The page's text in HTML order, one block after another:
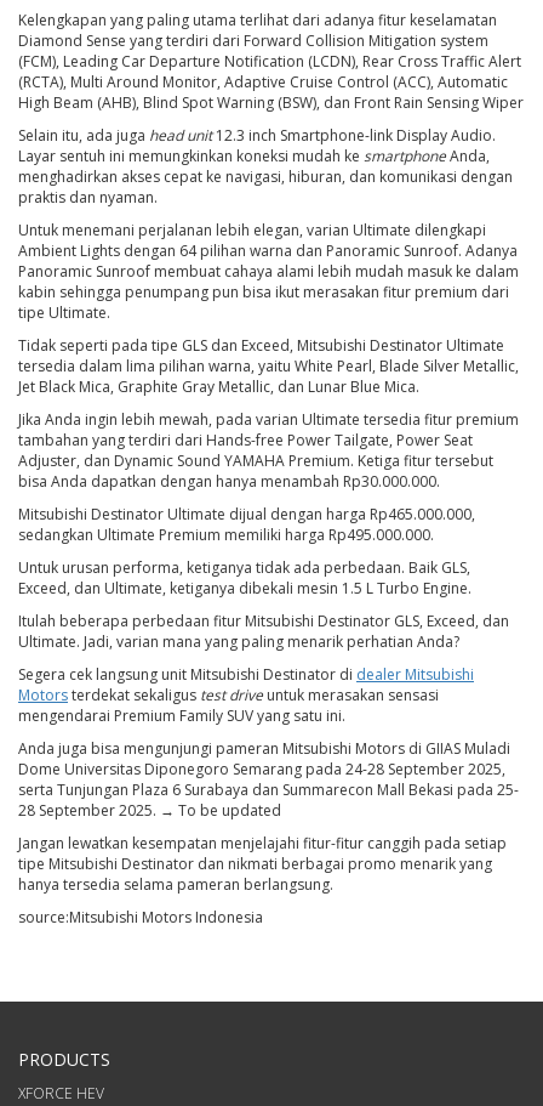
Kelengkapan yang paling utama terlihat dari adanya fitur keselamatan
Diamond Sense yang terdiri dari Forward Collision Mitigation system
(FCM), Leading Car Departure Notification (LCDN), Rear Cross Traffic Alert
(RCTA), Multi Around Monitor, Adaptive Cruise Control (ACC), Automatic
High Beam (AHB), Blind Spot Warning (BSW), dan Front Rain Sensing Wiper
Selain itu, ada juga head unit12.3 inch Smartphone-link Display Audio.
Layar sentuh ini memungkinkan koneksi mudah ke smartphoneAnda,
menghadirkan akses cepat ke navigasi, hiburan, dan komunikasi dengan
praktis dan nyaman.
Untuk menemani perjalanan lebih elegan, varian Ultimate dilengkapi
Ambient Lights dengan 64 pilihan warna dan Panoramic Sunroof. Adanya
Panoramic Sunroof membuat cahaya alami lebih mudah masuk ke dalam
kabin sehingga penumpang pun bisa ikut merasakan fitur premium dari
tipe Ultimate.
Tidak seperti pada tipe GLS dan Exceed, Mitsubishi Destinator Ultimate
tersedia dalam lima pilihan warna, yaitu White Pearl, Blade Silver Metallic,
Jet Black Mica, Graphite Gray Metallic, dan Lunar Blue Mica.
Jika Anda ingin lebih mewah, pada varian Ultimate tersedia fitur premium
tambahan yang terdiri dari Hands-free Power Tailgate, Power Seat
Adjuster, dan Dynamic Sound YAMAHA Premium. Ketiga fitur tersebut
bisa Anda dapatkan dengan hanya menambah Rp30.000.000.
Mitsubishi Destinator Ultimate dijual dengan harga Rp465.000.000,
sedangkan Ultimate Premium memiliki harga Rp495.000.000.
Untuk urusan performa, ketiganya tidak ada perbedaan. Baik GLS,
Exceed, dan Ultimate, ketiganya dibekali mesin 1.5 L Turbo Engine.
Itulah beberapa perbedaan fitur Mitsubishi Destinator GLS, Exceed, dan
Ultimate. Jadi, varian mana yang paling menarik perhatian Anda?
Segera cek langsung unit Mitsubishi Destinator di dealer Mitsubishi
Motorsterdekat sekaligus test drive untuk merasakan sensasi
mengendarai Premium Family SUV yang satu ini.
Anda juga bisa mengunjungi pameran Mitsubishi Motors di GIIAS Muladi
Dome Universitas Diponegoro Semarang pada 24-28 September 2025,
serta Tunjungan Plaza 6 Surabaya dan Summarecon Mall Bekasi pada 25-
28 September 2025. → To be updated
Jangan lewatkan kesempatan menjelajahi fitur-fitur canggih pada setiap
tipe Mitsubishi Destinator dan nikmati berbagai promo menarik yang
hanya tersedia selama pameran berlangsung.
source:Mitsubishi Motors Indonesia
PRODUCTS
XFORCE HEV